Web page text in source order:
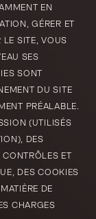
EN
GÉRER ET
LE SITE, VOUS
SES
SONT
DU SITE
PRÉALABLE.
(UTILISÉS
DES
ET
DES COOKIES
DE
CHARGES